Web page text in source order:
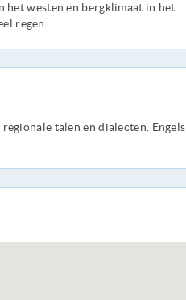
westen en bergklimaat in het
regen.
talen en dialecten. Engels